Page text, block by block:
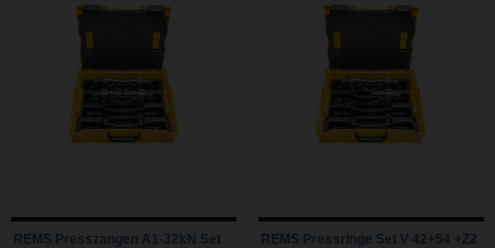
REMS Presszangen A1-32kN Set
REMS Pressringe Set V 42+54 +Z2